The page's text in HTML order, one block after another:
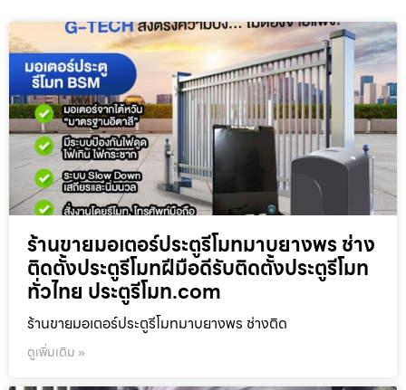
ร้านขายมอเตอร์ประตูรีโมทมาบยางพร ช่าง
ติดตั้งประตูรีโมทฝีมือดีรับติดตั้งประตูรีโมท
ทั่วไทย ประตูรีโมท.com
ร้านขายมอเตอร์ประตูรีโมทมาบยางพร ช่างติด
ดูเพิ่มเติม »